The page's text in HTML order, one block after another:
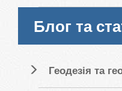
Блог та
Геодезія та